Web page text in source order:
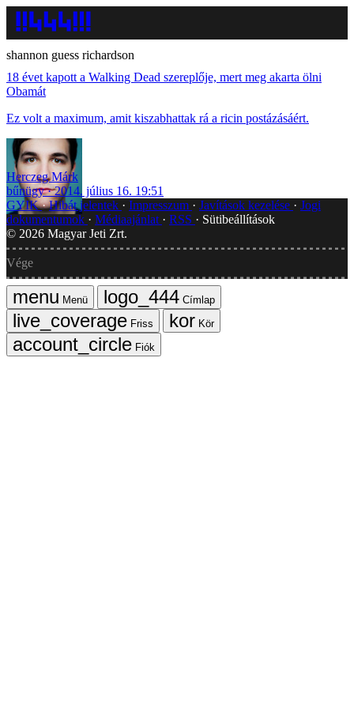
shannon guess richardson
18 évet kapott a Walking Dead szereplője, mert meg akarta ölni
Obamát
Ez volt a maximum, amit kiszabhattak rá a ricin postázásáért.
Herczeg Márk
bűnügy
2014. július 16. 19:51
GYIK Hibát jelentek Impresszum Javítások kezelése
Jogi
dokumentumok
Médiaajánlat RSS
Sütibeállítások
© 2026 Magyar Jeti Zrt.
Vége
Menü
Címlap
Friss
Kör
Fiók